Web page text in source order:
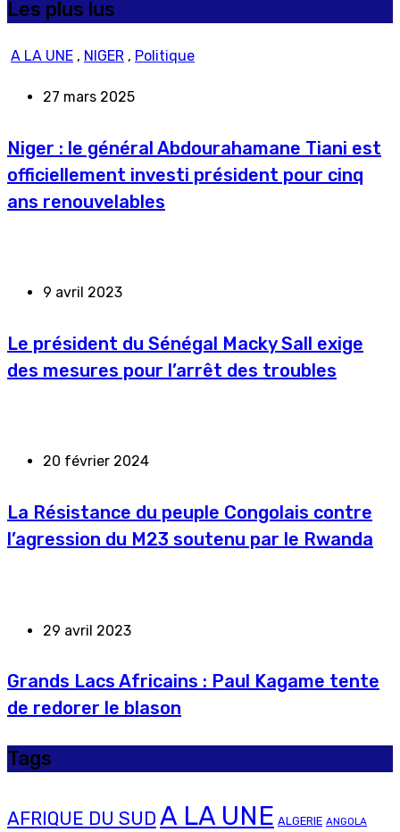
Les plus lus
A LA UNE , NIGER , Politique
27 mars 2025
Niger : le général Abdourahamane Tiani est
officiellement investi président pour cinq
ans renouvelables
9 avril 2023
Le président du Sénégal Macky Sall exige
des mesures pour l’arrêt des troubles
20 février 2024
La Résistance du peuple Congolais contre
l’agression du M23 soutenu par le Rwanda
29 avril 2023
Grands Lacs Africains : Paul Kagame tente
de redorer le blason
Tags
AFRIQUE DU SUD A LA UNE ALGERIE ANGOLA